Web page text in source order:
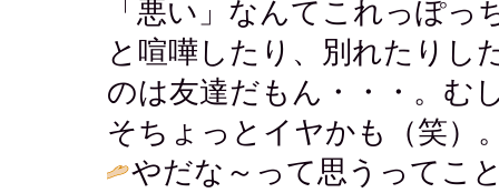
「悪い」なんてこれっぽ
と喧嘩したり、別れたりし
のは友達だもん・・・。む
そちょっとイヤかも（笑）
やだな～って思うってこ